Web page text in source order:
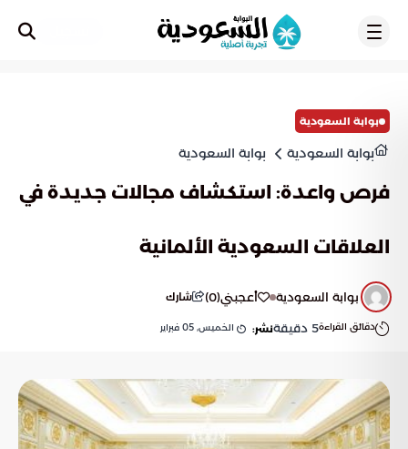
بوابة السعودية
بوابة السعودية بوابة السعودية
فرص واعدة: استكشاف مجالات جديدة في
العلاقات السعودية الألمانية
بوابة السعودية أعجبني(
0
) شارك
دقائق القراءة5 دقيقةنشر: الخميس, 05 فبراير